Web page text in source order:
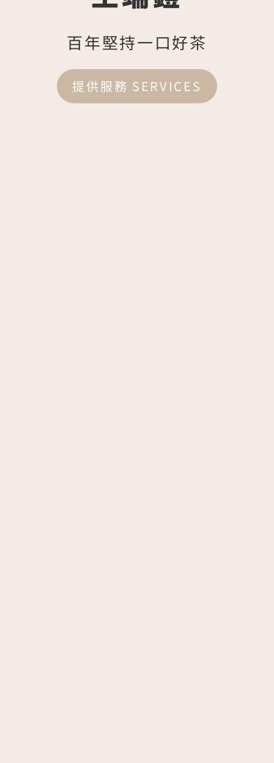
百年堅持一口好茶
提供服務 SERVICES